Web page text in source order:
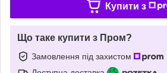
Купити з
Що таке купити з Пром?
Замовлення під захистом